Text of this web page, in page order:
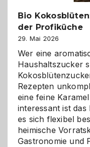
Bio
der Profiküche
29. Mai 2026
Wer eine
Haushaltszucker
Rezepten
eine feine
interessant ist
es sich flexibel
heimische
Gastronomie und